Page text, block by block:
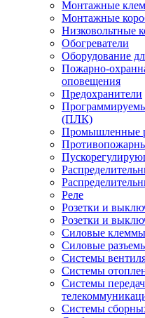
Монтажные
Монтажные
Низковольтные
Обогреватели
Оборудование
Пожарно-
оповещения
Предохранители
(ПЛК)
Промышленные
Реле
Розетки и
Розетки и
Силовые клеммы
Силовые
Системы
Системы
Системы
Системы